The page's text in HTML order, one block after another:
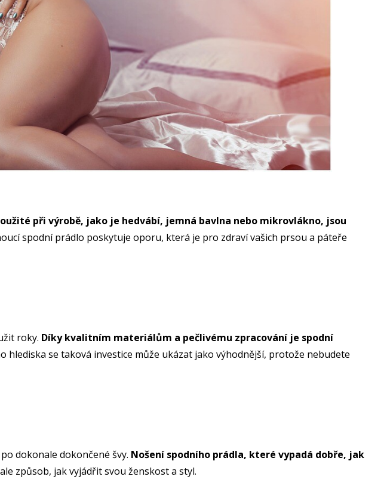
při výrobě, jako je hedvábí, jemná bavlna nebo mikrovlákno, jsou
spodní prádlo poskytuje oporu, která je pro zdraví vašich prsou a páteře
roky. Díky kvalitním materiálům a pečlivému zpracování je spodní
hlediska se taková investice může ukázat jako výhodnější, protože nebudete
dokonale dokončené švy. Nošení spodního prádla, které vypadá dobře, jak
způsob, jak vyjádřit svou ženskost a styl.